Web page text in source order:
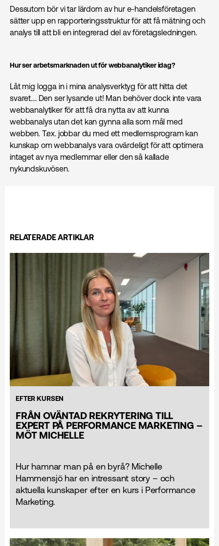
Dessutom bör vi tar lärdom av hur e-handelsföretagen
sätter upp en rapporteringsstruktur för att få mätning och
analys till att bli en integrerad del av företagsledningen.
Hur ser arbetsmarknaden ut för webbanalytiker idag?
Låt mig logga in i mina analysverktyg för att hitta det
svaret…. Den ser lysande ut! Man behöver dock inte vara
webbanalytiker för att få dra nytta av att kunna
webbanalys utan det kan gynna alla som mål med
webben. T.ex. jobbar du med ett medlemsprogram kan
kunskap om webbanalys vara ovärdeligt för att optimera
intaget av nya medlemmar eller den så kallade
nykundskuvösen.
RELATERADE ARTIKLAR
EFTER KURSEN
FRÅN OVÄNTAD REKRYTERING TILL
EXPERT PÅ PERFORMANCE MARKETING –
MÖT MICHELLE
Hur hamnar man på en byrå? Michelle
Hammensjö har en intressant story – och
aktuella kunskaper efter en kurs i Performance
Marketing.